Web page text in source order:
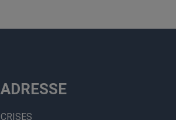
ADRESSE
CRISES